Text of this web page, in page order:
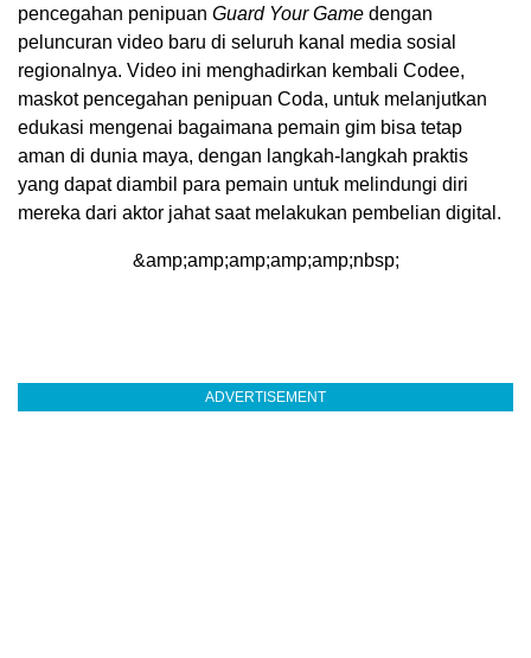
pencegahan penipuan Guard Your Game dengan
peluncuran video baru di seluruh kanal media sosial
regionalnya. Video ini menghadirkan kembali Codee,
maskot pencegahan penipuan Coda, untuk melanjutkan
edukasi mengenai bagaimana pemain gim bisa tetap
aman di dunia maya, dengan langkah-langkah praktis
yang dapat diambil para pemain untuk melindungi diri
mereka dari aktor jahat saat melakukan pembelian digital.
&amp;amp;amp;amp;amp;nbsp;
ADVERTISEMENT